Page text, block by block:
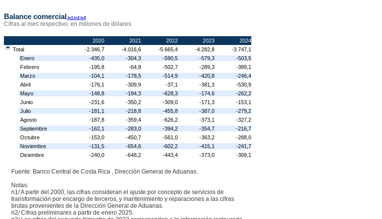
Balance comercial /n1/n2/n3
Cifras al mes respectivo, en millones de dólares
2020 2021 2022 2023
2024
Total
-2.346,7 -4.016,6 -5.665,4 -4.282,8
-3.747,1
Enero
-435,0 -304,3 -590,5 -579,3
-503,5
Febrero
-195,8 -64,8 -502,7 -289,3
-389,1
Marzo
-104,1 -178,5 -514,9 -420,8
-246,4
Abril
-176,1 -309,9 -37,1 -381,3
-530,9
Mayo
-148,8 -194,3 -628,3 -174,6
-262,2
Junio
-231,6 -350,2 -309,0 -171,3
-153,1
Julio
-181,1 -218,8 -455,8 -387,0
-279,2
Agosto
-187,8 -359,4 -626,2 -373,1
-327,2
Septiembre
-162,1 -283,0 -394,2 -354,7
-216,7
Octubre
-153,0 -450,7 -561,0 -363,2
-288,0
Noviembre
-131,5 -654,6 -602,2 -415,1
-241,7
Diciembre
-240,0 -648,2 -443,4 -373,0 -309,1
Fuente: Banco Central de Costa Rica , Dirección General de Aduanas.
Notas:
n1/ A partir del 2000, las cifras consideran el ajuste por concepto de servicios de
transformación por encargo de terceros, y mantenimiento y reparaciones a las cifras
brutas provenientes de la Dirección General de Aduanas.
n2/ Cifras preliminares a partir de enero 2025.